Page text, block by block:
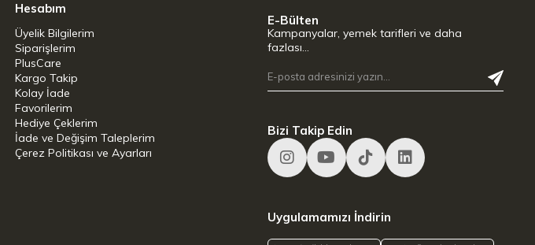
Hesabım
Üyelik Bilgilerim
Siparişlerim
PlusCare
Kargo Takip
Kolay İade
Favorilerim
Hediye Çeklerim
İade ve Değişim Taleplerim
Çerez Politikası ve Ayarları
E-Bülten
Kampanyalar, yemek tarifleri ve daha
fazlası…
Bizi Takip Edin
Uygulamamızı İndirin